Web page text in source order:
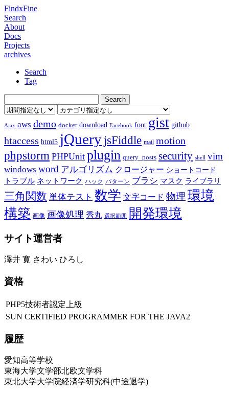
FindxFine
Search
About
Docs
Projects
archives
Search
Tag
Ajax aws demo docker download Facebook font gist github
htaccess html5 jQuery jsFiddle mail motion
phpstorm PHPUnit plugin query_posts security shell vim
windows word アルゴリズム クロージャー ショートコード
トラブル ネットワーク ハック パターン ブラシ マスク ライブラリ
三角関数 単体テスト 数学 文字コード 物理 環境
構築 画像 画像処理 秀丸 選択範囲 開発環境
サイト運営者
澤井 寛 さわい ひろし
資格
PHP5技術者認定上級
SUN CERTIFIED PROGRAMMER FOR THE JAVA2
履歴
愛知高等学校
東海大学文学部北欧文学科
東北大学大学院経済学研究科(中途退学)